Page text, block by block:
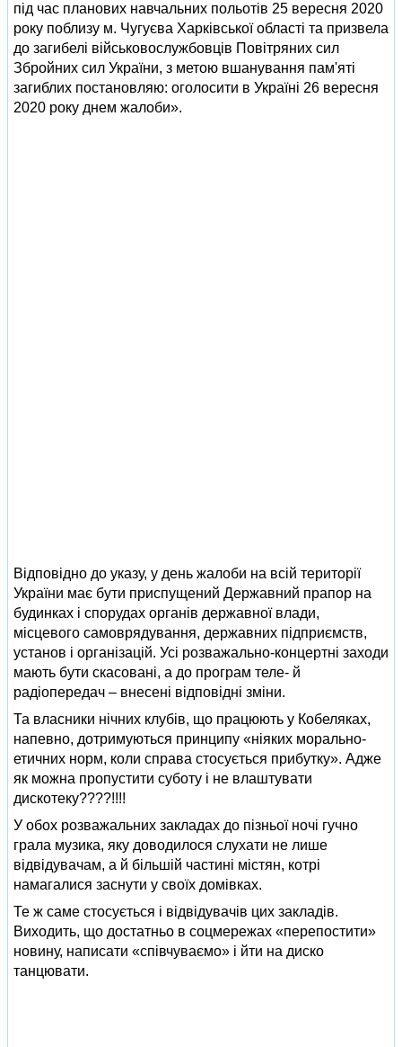
під час планових навчальних польотів 25 вересня 2020
року поблизу м. Чугуєва Харківської області та призвела
до загибелі військовослужбовців Повітряних сил
Збройних сил України, з метою вшанування пам'яті
загиблих постановляю: оголосити в Україні 26 вересня
2020 року днем жалоби».
Відповідно до указу, у день жалоби на всій території
України має бути приспущений Державний прапор на
будинках і спорудах органів державної влади,
місцевого самоврядування, державних підприємств,
установ і організацій. Усі розважально-концертні заходи
мають бути скасовані, а до програм теле- й
радіопередач – внесені відповідні зміни.
Та власники нічних клубів, що працюють у Кобеляках,
напевно, дотримуються принципу «ніяких морально-
етичних норм, коли справа стосується прибутку». Адже
як можна пропустити суботу і не влаштувати
дискотеку????!!!!
У обох розважальних закладах до пізньої ночі гучно
грала музика, яку доводилося слухати не лише
відвідувачам, а й більшій частині містян, котрі
намагалися заснути у своїх домівках.
Те ж саме стосується і відвідувачів цих закладів.
Виходить, що достатньо в соцмережах «перепостити»
новину, написати «співчуваємо» і йти на диско
танцювати.